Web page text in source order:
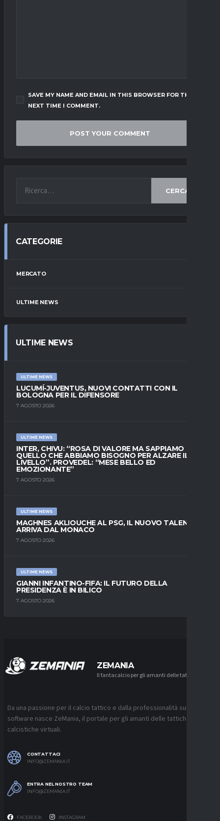
SAVE MY NAME AND EMAIL IN THIS BROWSER FOR THE
NEXT TIME I COMMENT.
CERCA
CATEGORIE
MERCATO
ULTIME NEWS
ULTIME NEWS
ULTIME NEWS
LUCUMÍ-JUVENTUS, NUOVI CONTATTI CON IL
BOLOGNA PER IL DIFENSORE
7 AGOSTO 2026
ULTIME NEWS
INTER, CHIVU: “ROSA DI VALORE MA SAPPIAMO
QUELLO CHE ABBIAMO BISOGNO PER ALZARE IL
LIVELLO”. PROVEDEL: “MESE BELLO ED
EMOZIONANTE”
7 AGOSTO 2026
ULTIME NEWS
MAGHNES AKLIOUCHE AL PSG, IL NUOVO TALENTO
ARRIVA DAL MONACO
7 AGOSTO 2026
ULTIME NEWS
GIANNI INFANTINO-FIFA: IL FUTURO DELLA
PRESIDENZA È IN BILICO
7 AGOSTO 2026
ZEMANIA
Il fantacalcio per gli amanti delle tattiche
Da una passione per il calcio tattico e dalla professionalità sui
software nasce ZeMania, il portale per gli amanti delle tattiche
calcistiche virtuali.
CONTATTACI
INFO@ZEMANIA.IT
ENTRA NEL NOSTRO TEAM
INFO@ZEMANIA.IT
FACEBOOK INSTAGRAM